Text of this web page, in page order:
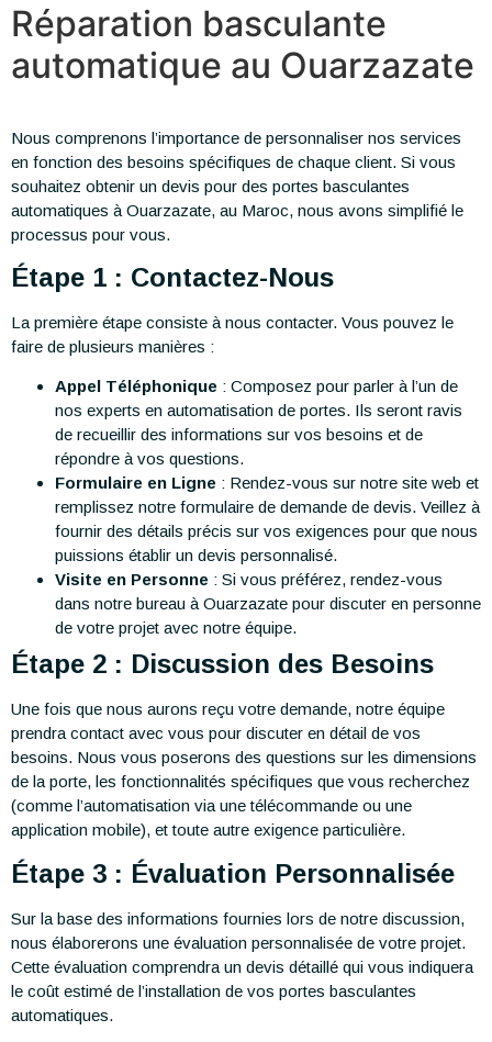
Réparation basculante
automatique au Ouarzazate
Nous comprenons l’importance de personnaliser nos services
en fonction des besoins spécifiques de chaque client. Si vous
souhaitez obtenir un devis pour des portes basculantes
automatiques à Ouarzazate, au Maroc, nous avons simplifié le
processus pour vous.
Étape 1 : Contactez-Nous
La première étape consiste à nous contacter. Vous pouvez le
faire de plusieurs manières :
Appel Téléphonique : Composez pour parler à l’un de
nos experts en automatisation de portes. Ils seront ravis
de recueillir des informations sur vos besoins et de
répondre à vos questions.
Formulaire en Ligne : Rendez-vous sur notre site web et
remplissez notre formulaire de demande de devis. Veillez à
fournir des détails précis sur vos exigences pour que nous
puissions établir un devis personnalisé.
Visite en Personne : Si vous préférez, rendez-vous
dans notre bureau à Ouarzazate pour discuter en personne
de votre projet avec notre équipe.
Étape 2 : Discussion des Besoins
Une fois que nous aurons reçu votre demande, notre équipe
prendra contact avec vous pour discuter en détail de vos
besoins. Nous vous poserons des questions sur les dimensions
de la porte, les fonctionnalités spécifiques que vous recherchez
(comme l’automatisation via une télécommande ou une
application mobile), et toute autre exigence particulière.
Étape 3 : Évaluation Personnalisée
Sur la base des informations fournies lors de notre discussion,
nous élaborerons une évaluation personnalisée de votre projet.
Cette évaluation comprendra un devis détaillé qui vous indiquera
le coût estimé de l’installation de vos portes basculantes
automatiques.